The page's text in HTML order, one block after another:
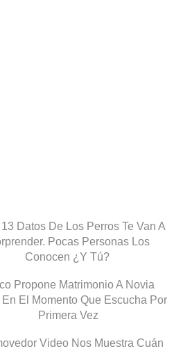
13 Datos De Los Perros Te Van A
Pocas Personas Los
Conocen ¿Y Tú?
Propone Matrimonio A Novia
En El Momento Que Escucha Por
Primera Vez
Video Nos Muestra Cuán